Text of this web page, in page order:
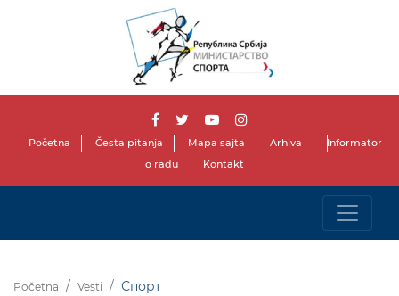
Početna Česta pitanja Mapa sajta Arhiva
Informator
o radu
Kontakt
Početna Vesti Спорт